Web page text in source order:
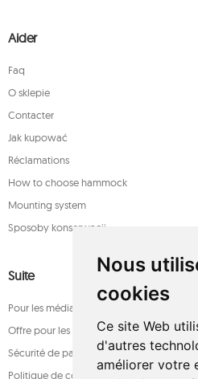
Nous
cookies
Ce site Web
d'autres
améliorer votre
Aider
Faq
O sklepie
Contacter
Jak kupować
Réclamations
How to choose hammock
Mounting system
Sposoby konserwacji
Suite
Pour les médias
Offre pour les entreprises
Sécurité de paiement
Politique de confidentialité